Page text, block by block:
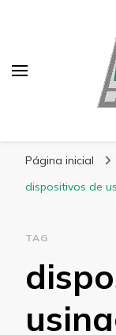
Página inicial
dispositivos de
TAG